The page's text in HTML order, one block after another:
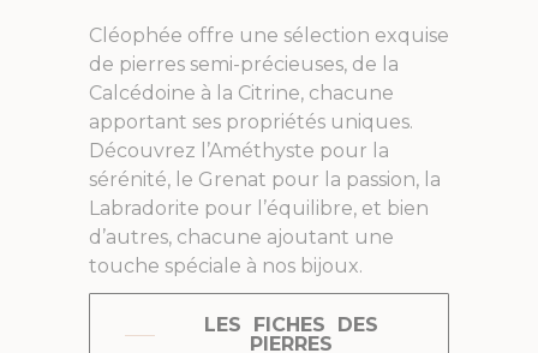
Cléophée offre une sélection exquise
de pierres semi-précieuses, de la
Calcédoine à la Citrine, chacune
apportant ses propriétés uniques.
Découvrez l’Améthyste pour la
sérénité, le Grenat pour la passion, la
Labradorite pour l’équilibre, et bien
d’autres, chacune ajoutant une
touche spéciale à nos bijoux.
LES FICHES DES
PIERRES